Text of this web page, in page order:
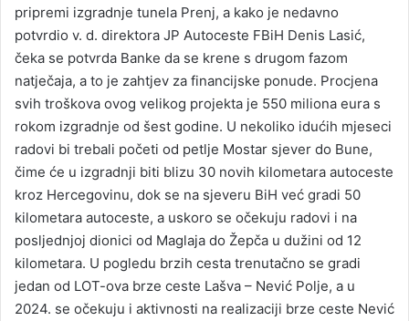
pripremi izgradnje tunela Prenj, a kako je nedavno
potvrdio v. d. direktora JP Autoceste FBiH Denis Lasić,
čeka se potvrda Banke da se krene s drugom fazom
natječaja, a to je zahtjev za financijske ponude. Procjena
svih troškova ovog velikog projekta je 550 miliona eura s
rokom izgradnje od šest godine. U nekoliko idućih mjeseci
radovi bi trebali početi od petlje Mostar sjever do Bune,
čime će u izgradnji biti blizu 30 novih kilometara autoceste
kroz Hercegovinu, dok se na sjeveru BiH već gradi 50
kilometara autoceste, a uskoro se očekuju radovi i na
posljednjoj dionici od Maglaja do Žepča u dužini od 12
kilometara. U pogledu brzih cesta trenutačno se gradi
jedan od LOT-ova brze ceste Lašva – Nević Polje, a u
2024. se očekuju i aktivnosti na realizaciji brze ceste Nević